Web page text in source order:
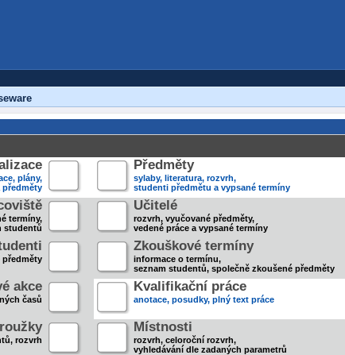
plány,
předměty
Předměty
sylaby, literatura, rozvrh,
studenti předmětu a vypsané termíny
termíny,
studentů
Učitelé
rozvrh, vyučované předměty,
vedené práce a vypsané termíny
předměty
Zkouškové termíny
informace o termínu,
seznam studentů, společně zkoušené předměty
akce
časů
Kvalifikační práce
anotace, posudky, plný text práce
rozvrh
Místnosti
rozvrh, celoroční rozvrh,
vyhledávání dle zadaných parametrů